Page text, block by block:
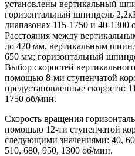
установлены вертикальный
горизонтальный шпиндель
диапазонах 115-1750 и 40-1300
Расстояния между
до 420 мм, вертикальным
650 мм; горизонтальный
Выбор скоростей
помощью 8-ми ступенчатой
предустановленные скорости:
1750 об/мин.
Скорость вращения
помощью 12-ти ступенчатой
следующими значениями: 40,
510, 680, 950, 1300 об/мин.